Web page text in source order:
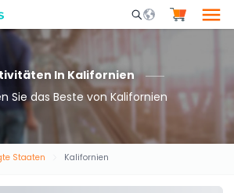
Mobile Search
In Kalifornien
Sie das Beste von Kalifornien
Staaten Kalifornien